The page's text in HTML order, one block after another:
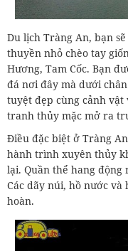
Du lịch Tràng An, bạn
thuyền nhỏ chèo tay
Hương, Tam Cốc. Bạn
đá nơi đây mà dưới
tuyệt đẹp cùng cảnh
tranh thủy mặc mở ra
Điều đặc biệt ở Tràng
hành trình xuyên thủy
lại. Quần thể hang
Các dãy núi, hồ nước
hoàn.